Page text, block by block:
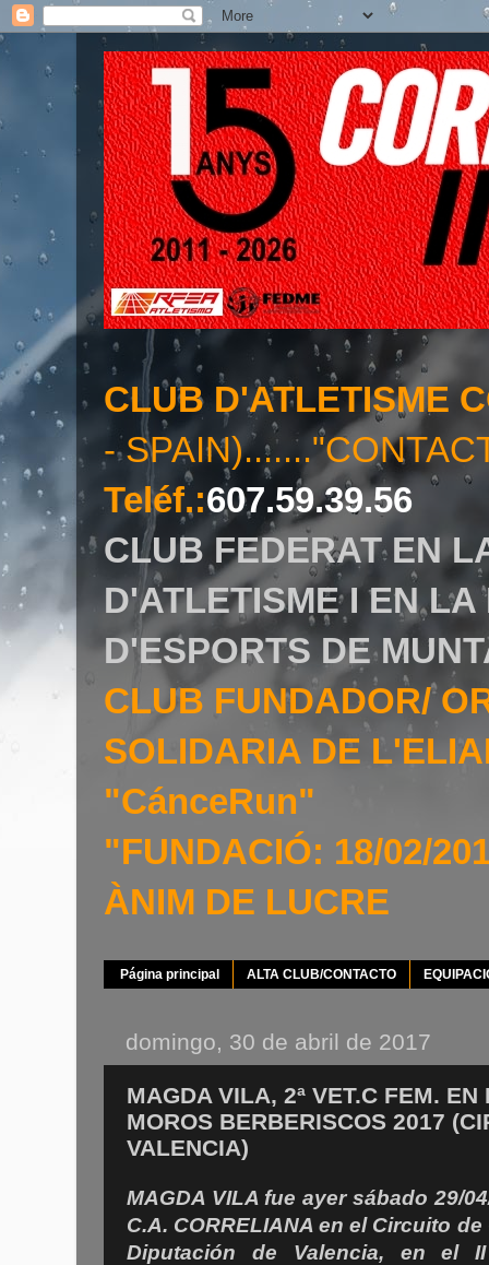
CLUB D'ATLETISME
-
Teléf.:607.59.39.56
CLUB FEDERAT EN
D'ATLETISME I EN
D'ESPORTS DE
CLUB FUNDADOR/
SOLIDARIA DE
"CánceRun"
"FUNDACIÓ: 18/02/
ÀNIM DE LUCRE
Página principal ALTA CLUB/CONTACTO
domingo, 30 de abril de 2017
MAGDA VILA, 2ª VET.C FEM.
MOROS BERBERISCOS 2017
VALENCIA)
MAGDA VILA fue ayer sábado 29/
C.A. CORRELIANA en el Circuito
Diputación de Valencia, en el